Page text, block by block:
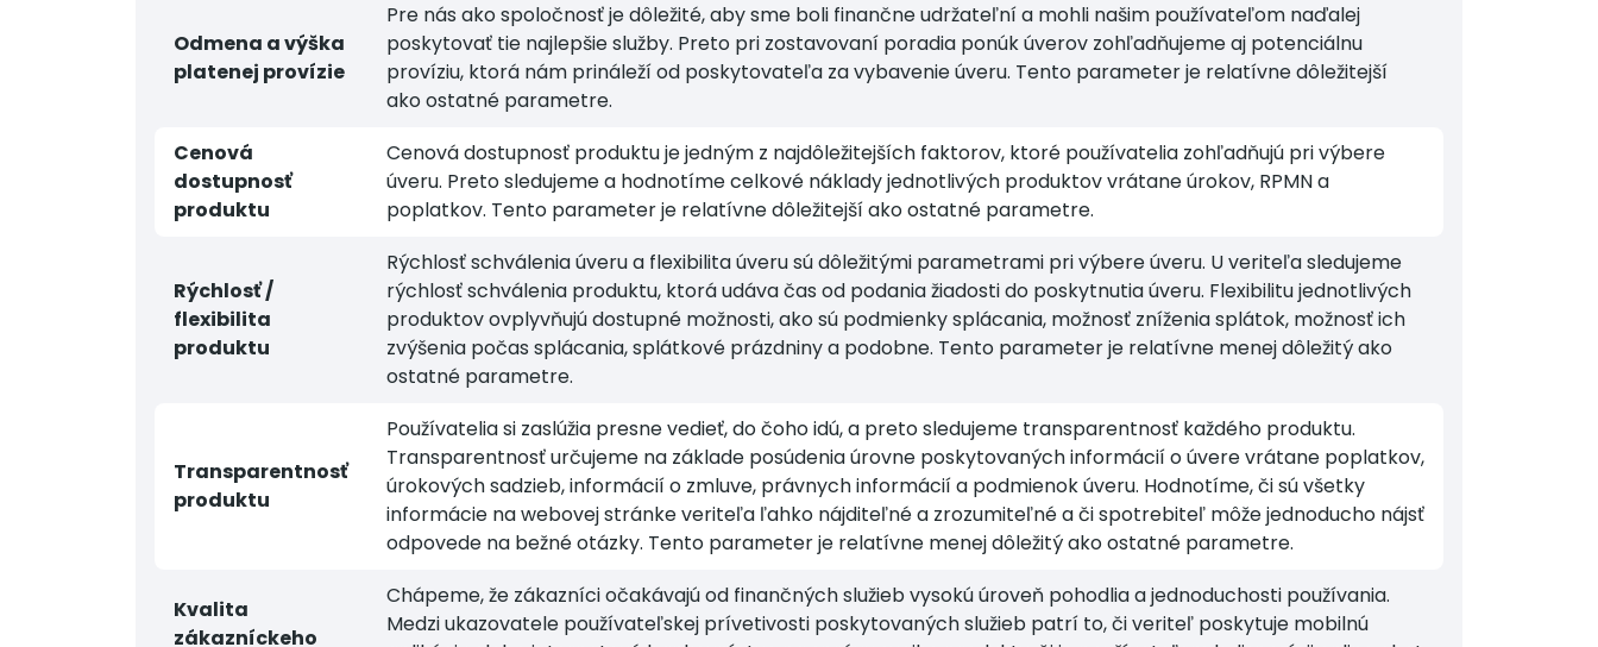
Odmena a výška
platenej provízie
Pre nás ako spoločnosť je dôležité, aby sme boli finančne udržateľní a mohli našim používateľom naďalej
poskytovať tie najlepšie služby. Preto pri zostavovaní poradia ponúk úverov zohľadňujeme aj potenciálnu
províziu, ktorá nám prináleží od poskytovateľa za vybavenie úveru. Tento parameter je relatívne dôležitejší
ako ostatné parametre.
Cenová
dostupnosť
produktu
Cenová dostupnosť produktu je jedným z najdôležitejších faktorov, ktoré používatelia zohľadňujú pri výbere
úveru. Preto sledujeme a hodnotíme celkové náklady jednotlivých produktov vrátane úrokov, RPMN a
poplatkov. Tento parameter je relatívne dôležitejší ako ostatné parametre.
Rýchlosť /
flexibilita
produktu
Rýchlosť schválenia úveru a flexibilita úveru sú dôležitými parametrami pri výbere úveru. U veriteľa sledujeme
rýchlosť schválenia produktu, ktorá udáva čas od podania žiadosti do poskytnutia úveru. Flexibilitu jednotlivých
produktov ovplyvňujú dostupné možnosti, ako sú podmienky splácania, možnosť zníženia splátok, možnosť ich
zvýšenia počas splácania, splátkové prázdniny a podobne. Tento parameter je relatívne menej dôležitý ako
ostatné parametre.
Transparentnosť
produktu
Používatelia si zaslúžia presne vedieť, do čoho idú, a preto sledujeme transparentnosť každého produktu.
Transparentnosť určujeme na základe posúdenia úrovne poskytovaných informácií o úvere vrátane poplatkov,
úrokových sadzieb, informácií o zmluve, právnych informácií a podmienok úveru. Hodnotíme, či sú všetky
informácie na webovej stránke veriteľa ľahko nájditeľné a zrozumiteľné a či spotrebiteľ môže jednoducho nájsť
odpovede na bežné otázky. Tento parameter je relatívne menej dôležitý ako ostatné parametre.
Kvalita
zákazníckeho
Chápeme, že zákazníci očakávajú od finančných služieb vysokú úroveň pohodlia a jednoduchosti používania.
Medzi ukazovatele používateľskej prívetivosti poskytovaných služieb patrí to, či veriteľ poskytuje mobilnú